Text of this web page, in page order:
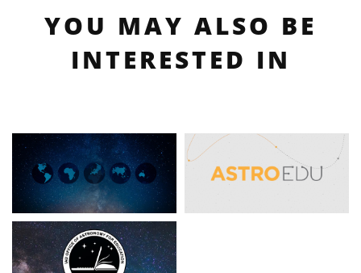
YOU MAY ALSO BE
INTERESTED IN